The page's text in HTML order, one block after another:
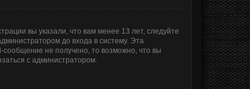
вы указали, что вам менее 13 лет, следуйте
до входа в систему. Эта
не получено, то возможно, что вы
с администратором.